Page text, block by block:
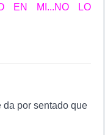
EN MI...NO LO
por sentado que